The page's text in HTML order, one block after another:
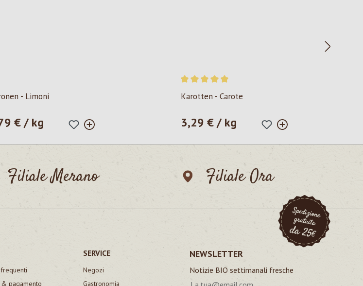
- Limoni
normale:
€ / kg
Valutazione media di 5 su 5 stelle
Karotten - Carote
Prezzo normale:
3,29 € / kg
Filiale Merano Filiale Ora
& pagamento
SERVICE
Negozi
Gastronomia
NEWSLETTER
Notizie BIO settimanali fresche